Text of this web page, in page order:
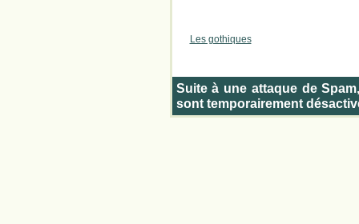
Les gothiques
Suite à une attaque de
sont temporairement